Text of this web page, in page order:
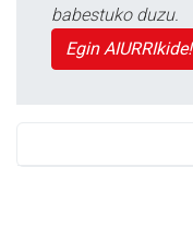
babestuko duzu.
Egin AIURRIkide!